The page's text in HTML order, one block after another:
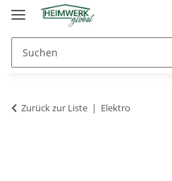
Zurück zur Liste Elektro